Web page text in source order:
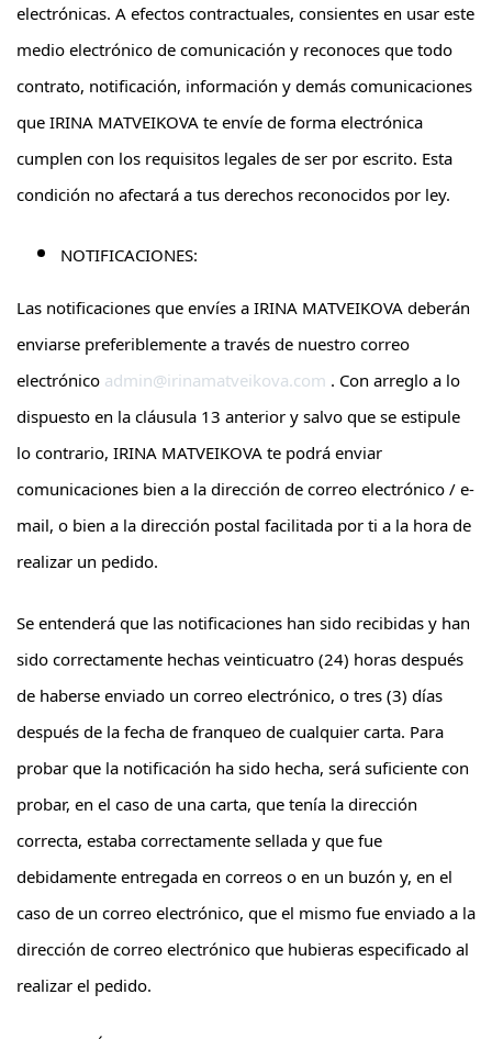
electrónicas. A efectos contractuales, consientes en usar este
medio electrónico de comunicación y reconoces que todo
contrato, notificación, información y demás comunicaciones
que IRINA MATVEIKOVA te envíe de forma electrónica
cumplen con los requisitos legales de ser por escrito. Esta
condición no afectará a tus derechos reconocidos por ley.
NOTIFICACIONES:
Las notificaciones que envíes a IRINA MATVEIKOVA deberán
enviarse preferiblemente a través de nuestro correo
electrónico admin@irinamatveikova.com . Con arreglo a lo
dispuesto en la cláusula 13 anterior y salvo que se estipule
lo contrario, IRINA MATVEIKOVA te podrá enviar
comunicaciones bien a la dirección de correo electrónico / e-
mail, o bien a la dirección postal facilitada por ti a la hora de
realizar un pedido.
Se entenderá que las notificaciones han sido recibidas y han
sido correctamente hechas veinticuatro (24) horas después
de haberse enviado un correo electrónico, o tres (3) días
después de la fecha de franqueo de cualquier carta. Para
probar que la notificación ha sido hecha, será suficiente con
probar, en el caso de una carta, que tenía la dirección
correcta, estaba correctamente sellada y que fue
debidamente entregada en correos o en un buzón y, en el
caso de un correo electrónico, que el mismo fue enviado a la
dirección de correo electrónico que hubieras especificado al
realizar el pedido.